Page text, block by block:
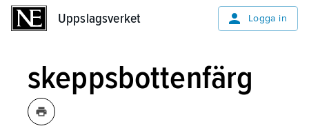
Uppslagsverket Logga in
skeppsbottenfärg